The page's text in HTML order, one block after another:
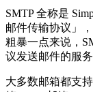
SMTP 全称是
邮件传输协议」
粗暴一点来说，
议发送邮件的服务
大多数邮箱都支